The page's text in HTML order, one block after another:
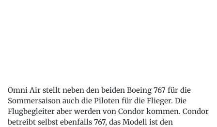
Omni Air stellt neben den beiden Boeing 767 für die
Sommersaison auch die Piloten für die Flieger. Die
Flugbegleiter aber werden von Condor kommen. Condor
betreibt selbst ebenfalls 767, das Modell ist den